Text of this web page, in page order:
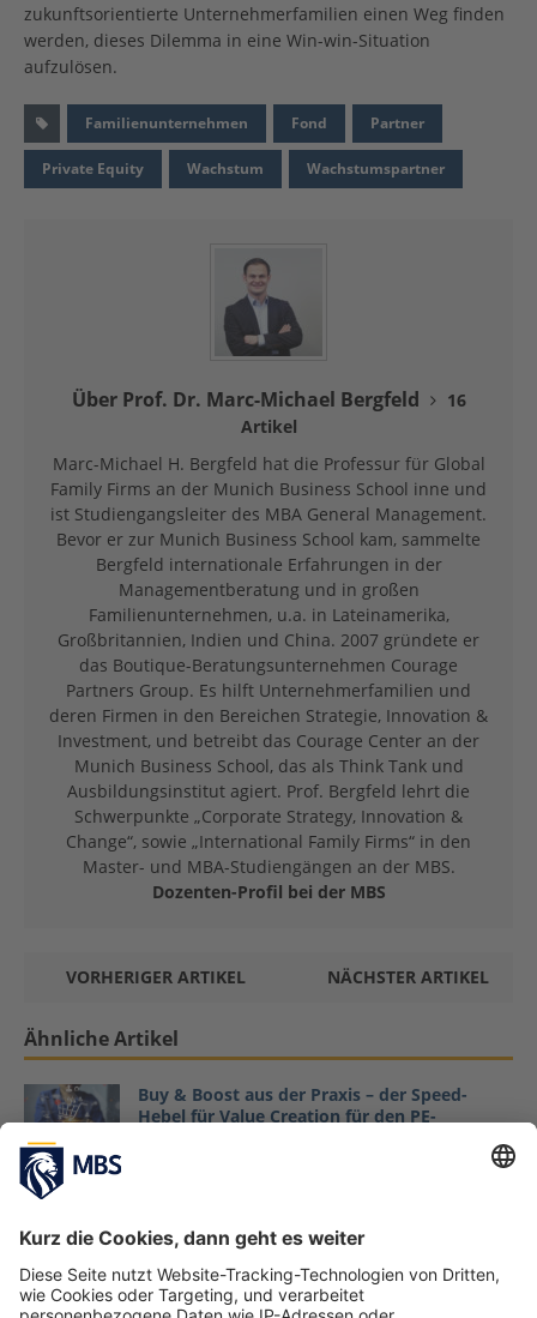
zukunftsorientierte Unternehmerfamilien einen Weg finden
werden, dieses Dilemma in eine Win-win-Situation
aufzulösen.
Familienunternehmen Fond Partner
Private Equity Wachstum Wachstumspartner
Über Prof. Dr. Marc-Michael Bergfeld
16
Artikel
Marc-Michael H. Bergfeld hat die Professur für Global
Family Firms an der Munich Business School inne und
ist Studiengangsleiter des MBA General Management.
Bevor er zur Munich Business School kam, sammelte
Bergfeld internationale Erfahrungen in der
Managementberatung und in großen
Familienunternehmen, u.a. in Lateinamerika,
Großbritannien, Indien und China. 2007 gründete er
das Boutique-Beratungsunternehmen Courage
Partners Group. Es hilft Unternehmerfamilien und
deren Firmen in den Bereichen Strategie, Innovation &
Investment, und betreibt das Courage Center an der
Munich Business School, das als Think Tank und
Ausbildungsinstitut agiert. Prof. Bergfeld lehrt die
Schwerpunkte „Corporate Strategy, Innovation &
Change“, sowie „International Family Firms“ in den
Master- und MBA-Studiengängen an der MBS.
Dozenten-Profil bei der MBS
VORHERIGER ARTIKEL NÄCHSTER ARTIKEL
Ähnliche Artikel
Buy & Boost aus der Praxis – der Speed-
Hebel für Value Creation für den PE-
Februar 9,
Courage News: Courage Center unterstützt
Stiftungen in ganz Lateinamerika zu
Coronazeiten